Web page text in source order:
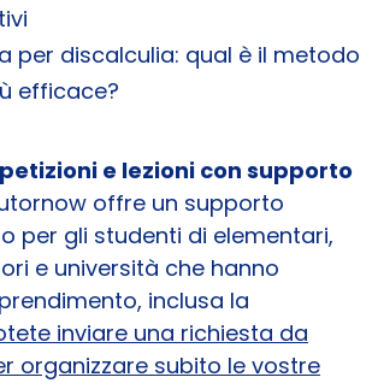
per discalculia: qual è il metodo
efficace?
e lezioni con supporto
offre un supporto
per gli studenti di elementari,
e università che hanno
inclusa la
inviare una richiesta da
organizzare subito le vostre